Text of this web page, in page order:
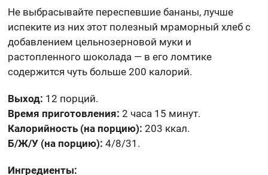
Не выбрасывайте переспевшие бананы, лучше
испеките из них этот полезный мраморный хлеб с
добавлением цельнозерновой муки и
растопленного шоколада — в его ломтике
содержится чуть больше 200 калорий.
Выход: 12 порций.
Время приготовления: 2 часа 15 минут.
Калорийность (на порцию): 203 ккал.
Б/Ж/У (на порцию): 4/8/31.
Ингредиенты: